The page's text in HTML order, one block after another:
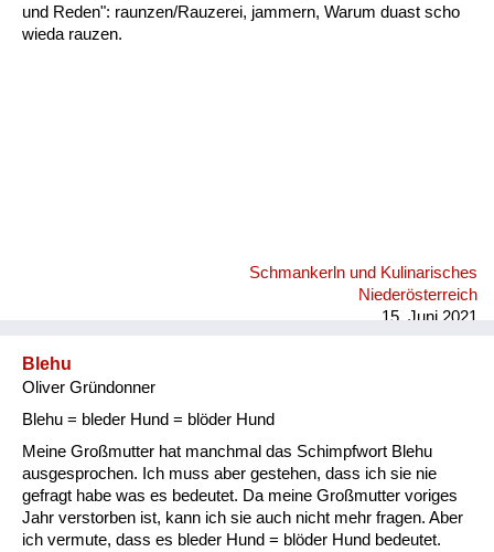
und Reden": raunzen/Rauzerei, jammern, Warum duast scho
wieda rauzen.
Schmankerln und Kulinarisches
Niederösterreich
15. Juni 2021
Blehu
Oliver Gründonner
Blehu = bleder Hund = blöder Hund
Meine Großmutter hat manchmal das Schimpfwort Blehu
ausgesprochen. Ich muss aber gestehen, dass ich sie nie
gefragt habe was es bedeutet. Da meine Großmutter voriges
Jahr verstorben ist, kann ich sie auch nicht mehr fragen. Aber
ich vermute, dass es bleder Hund = blöder Hund bedeutet.